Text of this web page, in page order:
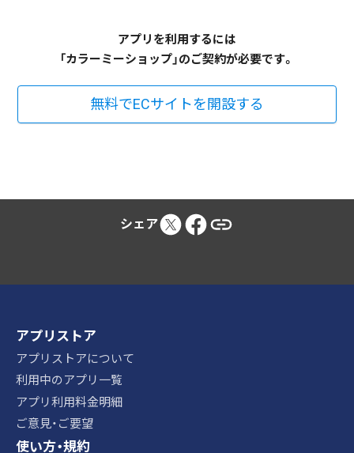
アプリを利用するには
「カラーミーショップ」のご契約が必要です。
無料でECサイトを開設する
シェア
アプリストア
アプリストアについて
利用中のアプリ一覧
アプリ利用料金明細
ご意見・ご要望
使い方・規約